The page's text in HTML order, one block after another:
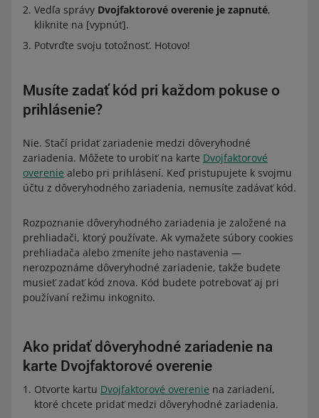
Vedľa správy Dvojfaktorové overenie je zapnuté,
kliknite na [vypnúť].
Potvrďte svoju totožnosť. Hotovo!
Musíte zadať kód pri každom pokuse o
prihlásenie?
Nie. Stačí pridať zariadenie medzi dôveryhodné
zariadenia. Môžete to urobiť na karte Dvojfaktorové
overenie alebo pri prihlásení. Keď pristupujete k svojmu
účtu z dôveryhodného zariadenia, nemusíte zadávať kód.
Rozpoznanie dôveryhodného zariadenia je založené na
prehliadači, ktorý používate. Ak vymažete súbory cookies
prehliadača alebo zmeníte jeho nastavenia —
nerozpoznáme dôveryhodné zariadenie, takže budete
musieť zadať kód znova. Kód budete potrebovať aj pri
používaní režimu inkognito.
Ako pridať dôveryhodné zariadenie na
karte Dvojfaktorové overenie
Otvorte kartu Dvojfaktorové overenie na zariadení,
ktoré chcete pridať medzi dôveryhodné zariadenia.